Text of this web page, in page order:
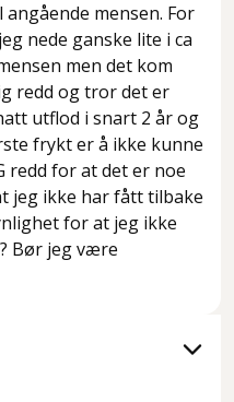
mensen. For
nede ganske lite i ca
men det kom
redd og tror det er
utflod i snart 2 år og
frykt er å ikke kunne
redd for at det er noe
jeg ikke har fått tilbake
for at jeg ikke
Bør jeg være